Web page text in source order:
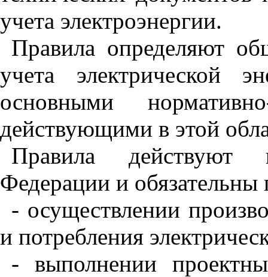
учета электроэнергии.
Правила определяют
учета электрической
основными
действующими в этой
Правила действуют
Федерации и обязательны
- осуществлении
и потребления
- выполнении